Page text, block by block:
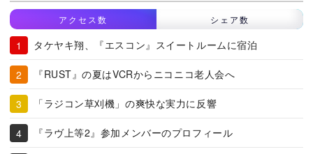
アクセス数 シェア数
タケヤキ翔、『エスコン』スイートルームに宿泊
『RUST』の夏はVCRからニコニコ老人会へ
「ラジコン草刈機」の爽快な実力に反響
『ラヴ上等2』参加メンバーのプロフィール